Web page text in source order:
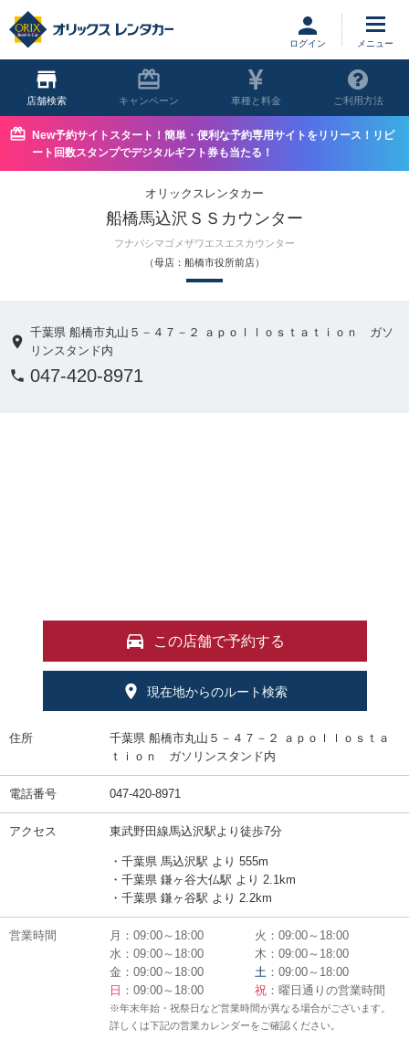
ログイン
店舗 キャンペーン 車種と料金 ご利用方法
New予約サイトスタート！簡単・便利な予約専用サイトをリリース！リピ
ート回数スタンプでデジタルギフト券も当たる！
オリックスレンタカー
船橋馬込沢ＳＳカウンター
フナバシマゴメザワエスエスカウンター
（母店：船橋市役所前店）
千葉県 船橋市丸山５－４７－２ ａｐｏｌｌｏｓｔａｔｉｏｎ ガソ
リンスタンド内
047-420-8971
この店舗で予約する
現在地からのルート検索
住所
千葉県 船橋市丸山５－４７－２ ａｐｏｌｌｏｓｔａ
ｔｉｏｎ ガソリンスタンド内
電話番号 047-420-8971
アクセス 東武野田線馬込沢駅より徒歩7分
・千葉県 馬込沢駅 より 555m
・千葉県 鎌ヶ谷大仏駅 より 2.1km
・千葉県 鎌ヶ谷駅 より 2.2km
営業時間 月：09:00～18:00
火：09:00～18:00
水：09:00～18:00
木：09:00～18:00
金：09:00～18:00
土 ：09:00～18:00
日 ：09:00～18:00 祝 ：曜日通りの営業時間
※年末年始・祝祭日など営業時間が異なる場合がございます。
詳しくは下記の営業カレンダーをご確認ください。